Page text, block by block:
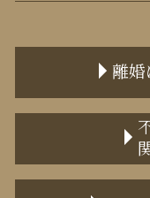
離
離婚協議書 公
面会交流権 拒
不貞行為 離婚